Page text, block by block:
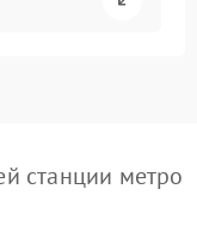
станции метро